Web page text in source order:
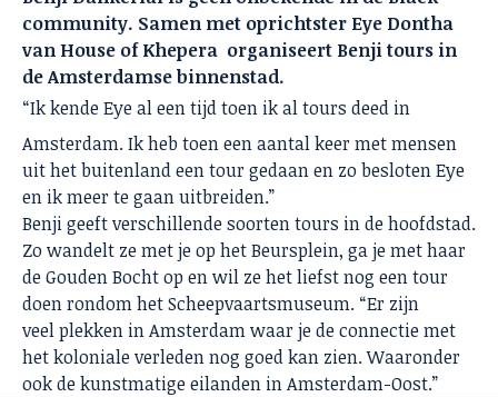
community. Samen met oprichtster Eye Dontha
van House of Khepera organiseert Benji tours in
de Amsterdamse binnenstad.
“Ik kende Eye al een tijd toen ik al tours deed in
Amsterdam. Ik heb toen een aantal keer met mensen
uit het buitenland een tour gedaan en zo besloten Eye
en ik meer te gaan uitbreiden.”
Benji geeft verschillende soorten tours in de hoofdstad.
Zo wandelt ze met je op het Beursplein, ga je met haar
de Gouden Bocht op en wil ze het liefst nog een tour
doen rondom het Scheepvaartsmuseum. “Er zijn
veel plekken in Amsterdam waar je de connectie met
het koloniale verleden nog goed kan zien. Waaronder
ook de kunstmatige eilanden in Amsterdam-Oost.”